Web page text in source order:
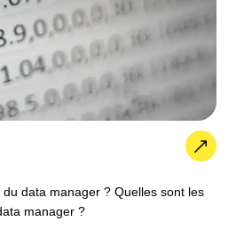
data manager ? Quelles sont les
manager ?